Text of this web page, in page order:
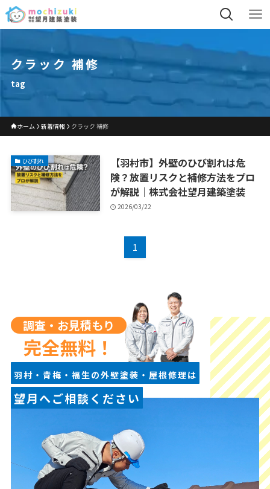
クラック 補修
tag
ホーム 新着情報 クラック 補修
ひび割れ
【羽村市】外壁のひび割れは危
険？放置リスクと補修方法をプロ
が解説｜株式会社望月建築塗装
2026/03/22
1
調査・お見積もり
完全無料！
羽村・青梅・福生の外壁塗装・屋根修理は
望月へご相談ください